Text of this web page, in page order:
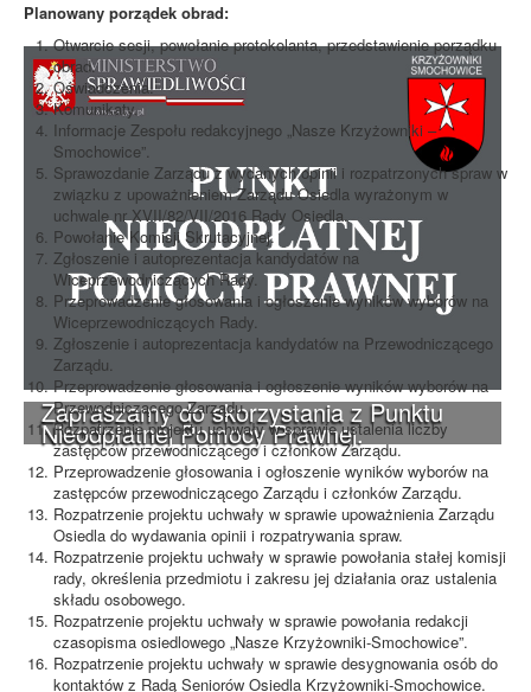
Zapraszamy do skorzystania z Punktu
Nieodpłatnej Pomocy Prawnej.
Planowany porządek obrad:
Otwarcie sesji, powołanie protokolanta, przedstawienie porządku
obrad.
Oświadczenia.
Komunikaty.
Informacje Zespołu redakcyjnego „Nasze Krzyżowniki –
Smochowice”.
Sprawozdanie Zarządu z wydanych opinii i rozpatrzonych spraw w
związku z upoważnieniem Zarządu Osiedla wyrażonym w
uchwale nr XVII/82/VII/2016 Rady Osiedla.
Powołanie Komisji Skrutacyjnej.
Zgłoszenie i autoprezentacja kandydatów na
Wiceprzewodniczących Rady.
Przeprowadzenie głosowania i ogłoszenie wyników wyborów na
Wiceprzewodniczących Rady.
Zgłoszenie i autoprezentacja kandydatów na Przewodniczącego
Zarządu.
Przeprowadzenie głosowania i ogłoszenie wyników wyborów na
Przewodniczącego Zarządu.
Rozpatrzenie projektu uchwały w sprawie ustalenia liczby
zastępców przewodniczącego i członków Zarządu.
Przeprowadzenie głosowania i ogłoszenie wyników wyborów na
zastępców przewodniczącego Zarządu i członków Zarządu.
Rozpatrzenie projektu uchwały w sprawie upoważnienia Zarządu
Osiedla do wydawania opinii i rozpatrywania spraw.
Rozpatrzenie projektu uchwały w sprawie powołania stałej komisji
rady, określenia przedmiotu i zakresu jej działania oraz ustalenia
składu osobowego.
Rozpatrzenie projektu uchwały w sprawie powołania redakcji
czasopisma osiedlowego „Nasze Krzyżowniki-Smochowice”.
Rozpatrzenie projektu uchwały w sprawie desygnowania osób do
kontaktów z Radą Seniorów Osiedla Krzyżowniki-Smochowice.